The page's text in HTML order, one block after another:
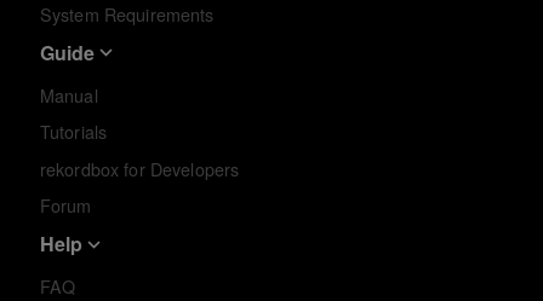
System Requirements
Guide
Manual
Tutorials
rekordbox for Developers
Forum
Help
FAQ